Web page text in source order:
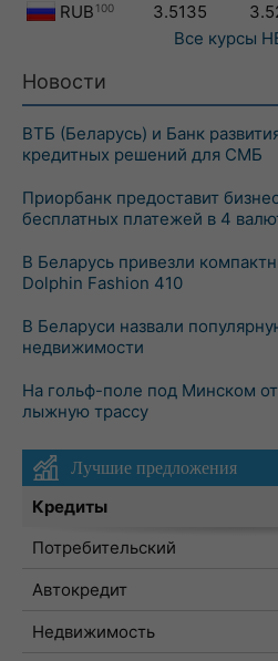
RUB 100 3.5135
Все курсы
Новости
ВТБ (Беларусь) и Банк
кредитных решений для СМБ
Приорбанк предоставит
бесплатных платежей в 4
В Беларусь привезли
Dolphin Fashion 410
В Беларуси назвали
недвижимости
На гольф-поле под Минском
лыжную трассу
Лучшие предложения
Кредиты
Потребительский
Автокредит
Недвижимость